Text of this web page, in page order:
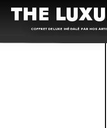
THE
COFFRET DELUXE INÉGALÉ PAR NOS